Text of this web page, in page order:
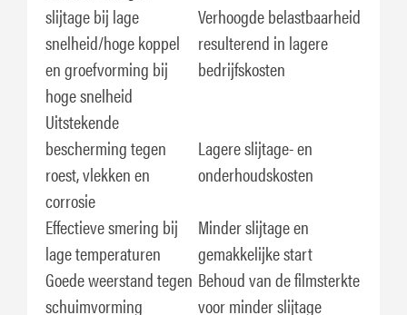
slijtage bij lage
snelheid/hoge koppel
en groefvorming bij
hoge snelheid
Verhoogde belastbaarheid
resulterend in lagere
bedrijfskosten
Uitstekende
bescherming tegen
roest, vlekken en
corrosie
Lagere slijtage- en
onderhoudskosten
Effectieve smering bij
lage temperaturen
Minder slijtage en
gemakkelijke start
Goede weerstand tegen
schuimvorming
Behoud van de filmsterkte
voor minder slijtage